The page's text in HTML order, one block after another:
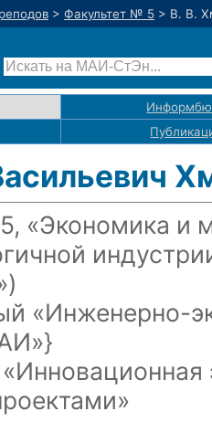
> Факультет № 5 > В. В.
«Экономика и
«Инженерно-